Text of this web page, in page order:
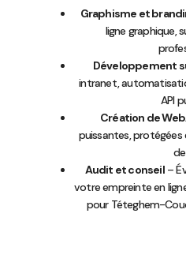
Graphisme et
ligne graphique,
Développement
intranet,
API
Création de
puissantes, protégées
Audit et conseil–
votre empreinte en
pour Téteghem-